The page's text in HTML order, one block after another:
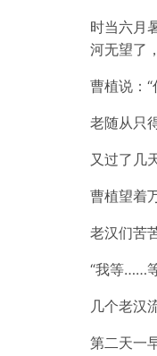
时当六月
河无望了
曹植说：
老随从只
又过了几
曹植望着
老汉们苦
“我等……
几个老汉
第二天一